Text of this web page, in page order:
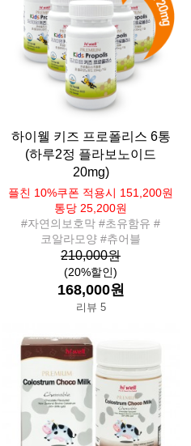
하이웰 키즈 프로폴리스 6통
(하루2정 플라보노이드
20mg)
플친 10%쿠폰 적용시 151,200원
통당 25,200원
#자연의보호막 #초유함유 #
코알라모양 #츄어블
210,000원
(20%할인)
168,000원
리뷰 5